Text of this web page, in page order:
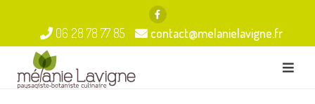
06 28 78 77 85 contact@melanielavigne.fr